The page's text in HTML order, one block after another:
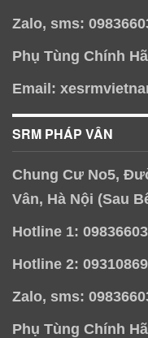
Zalo, sms:
Phụ Tùng Chính
Email:
SRM PHÁP VÂN
Chung Cư No5,
Vân, Hà Nội (Sau
Hotline 1:
Hotline 2:
Zalo, sms:
Phụ Tùng Chính